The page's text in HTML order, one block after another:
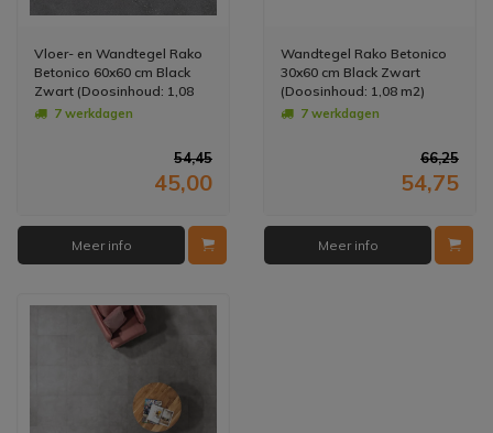
Vloer- en Wandtegel Rako
Betonico 60x60 cm Black
Zwart (Doosinhoud: 1,08
m2) (prijs per m2)
7 werkdagen
54,45
45,00
Meer info
Wandtegel Rako Betonico
30x60 cm Black Zwart
(Doosinhoud: 1,08 m2)
(prijs per m2)
7 werkdagen
66,25
54,75
Meer info